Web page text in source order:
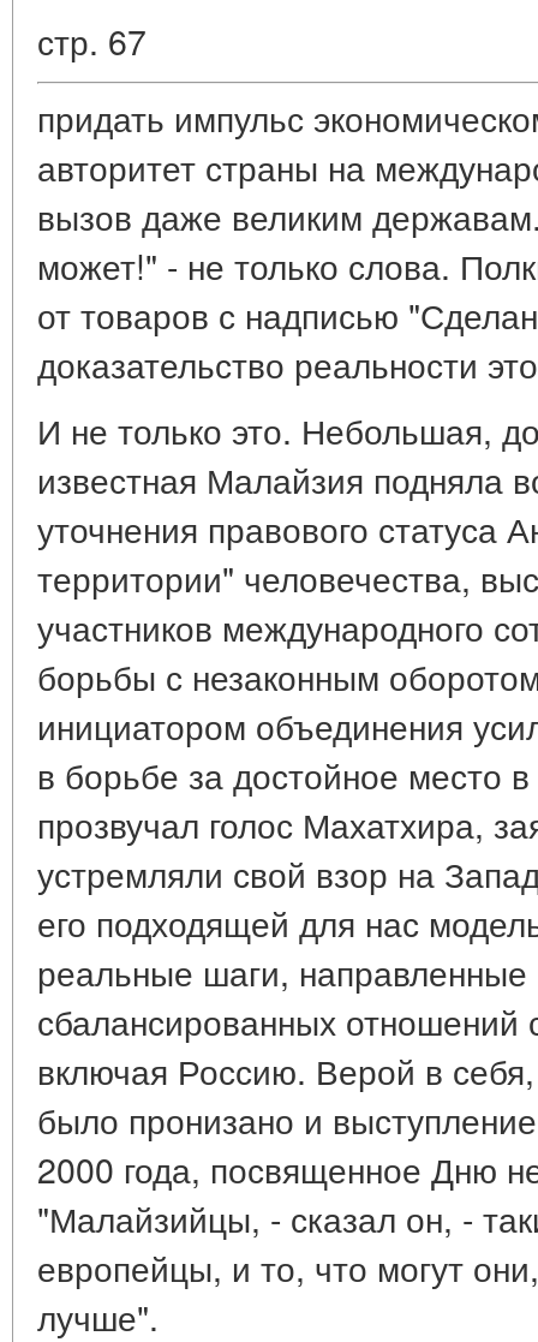
стр. 67
придать импульс
авторитет страны на
вызов даже великим
может!" - не только слова.
от товаров с надписью
доказательство реальности
И не только это. Небольшая,
известная Малайзия подняла
уточнения правового статуса
территории" человечества,
участников международного
борьбы с незаконным
инициатором объединения
в борьбе за достойное место
прозвучал голос Махатхира,
устремляли свой взор на
его подходящей для нас
реальные шаги, направленные
сбалансированных отношений
включая Россию. Верой в
было пронизано и
2000 года, посвященное Дню
"Малайзийцы, - сказал он, -
европейцы, и то, что могут
лучше".